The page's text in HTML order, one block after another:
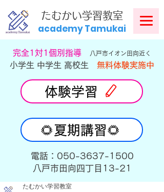
​たむかい学習教室
academy Tamukai
​完全1対1個別指導 八戸市イオン田向近く
小学生 中学生 高校生 無料体験実施中
体験学習
🌻夏期講習🌻
​電話：050-3637-1500
​八戸市田向四丁目13-21
たむかい学習教室